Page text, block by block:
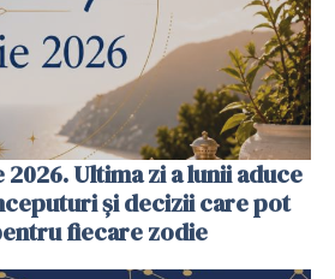
Ultima zi a lunii aduce
și decizii care pot
fiecare zodie